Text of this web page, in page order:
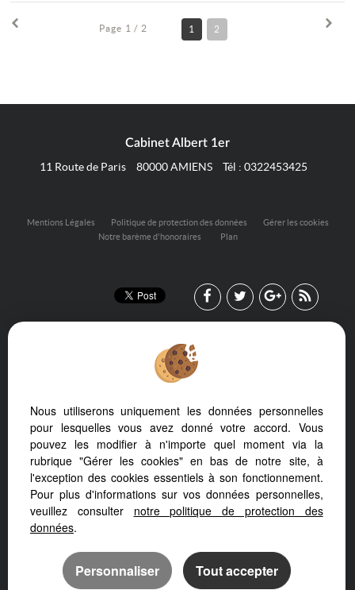
Page 1 / 2 1 2
Cabinet Albert 1er
11 Route de Paris
80000AMIENS Tél : 0322453425
Mentions Légales Politique de protection des données
Gérer les cookies
Notre barème d'honoraires
Plan
Afin de vous offrir un confort de lecture permanent, depuis votre
PC, votre tablette ou votre smartphone, notre site s’adapte
automatiquement aux différents types d'écrans
Nous utiliserons uniquement les données personnelles
pour lesquelles vous avez donné votre accord. Vous
pouvez les modifier à n'importe quel moment via la
rubrique "Gérer les cookies" en bas de notre site, à
l'exception des cookies essentiels à son fonctionnement.
Pour plus d'informations sur vos données personnelles,
veuillez consulter notre politique de protection des
données.
Personnaliser Tout accepter